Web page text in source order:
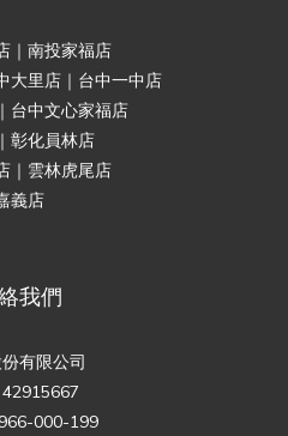
｜南投家福店
大里店｜台中一中店
台中文心家福店
彰化員林店
｜雲林虎尾店
義店
我們
有限公司
000-199